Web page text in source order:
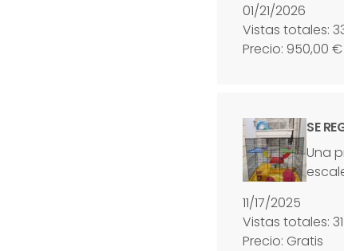
01/21/2026
Vistas totales:
Precio: 950,00 €
SE
Una
11/17/2025
Vistas totales: 31
Precio: Gratis